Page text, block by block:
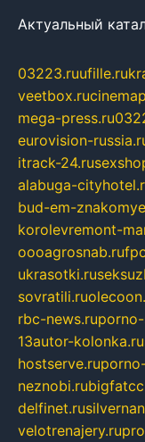
Актуальный
03223.ruufille.ru
veetbox.ru
mega-press.ru
eurovision-
itrack-24.ru
alabuga-
bud-em-
korolevremont-
oooagrosnab.ru
ukrasotki.ru
sovratili.ru
rbc-news.ru
13autor-kolonka.ru
hostserve.ru
neznobi.ru
delfinet.ru
velotrenajery.ru